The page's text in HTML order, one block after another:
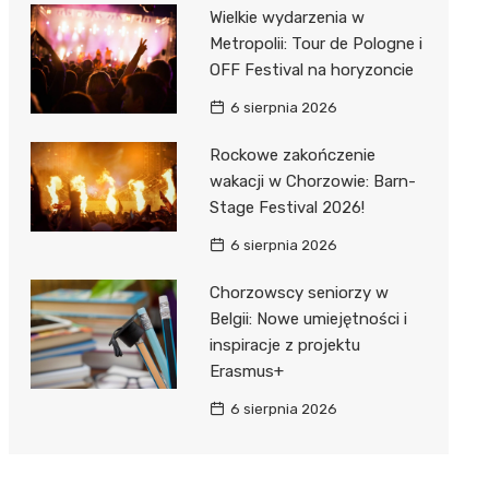
Wielkie wydarzenia w
Metropolii: Tour de Pologne i
OFF Festival na horyzoncie
6 sierpnia 2026
Rockowe zakończenie
wakacji w Chorzowie: Barn-
Stage Festival 2026!
6 sierpnia 2026
Chorzowscy seniorzy w
Belgii: Nowe umiejętności i
inspiracje z projektu
Erasmus+
6 sierpnia 2026